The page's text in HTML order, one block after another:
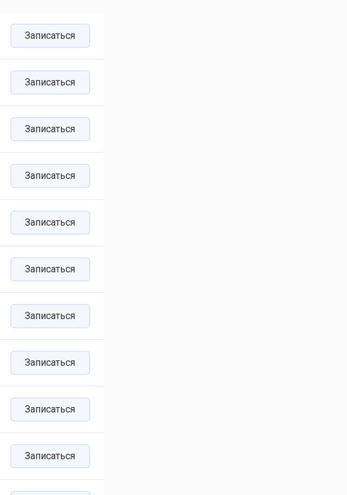
Записаться
Записаться
Записаться
Записаться
Записаться
Записаться
Записаться
Записаться
Записаться
Записаться